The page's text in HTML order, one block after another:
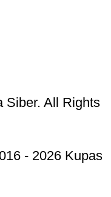
Siber. All Rights
- 2026 Kupas